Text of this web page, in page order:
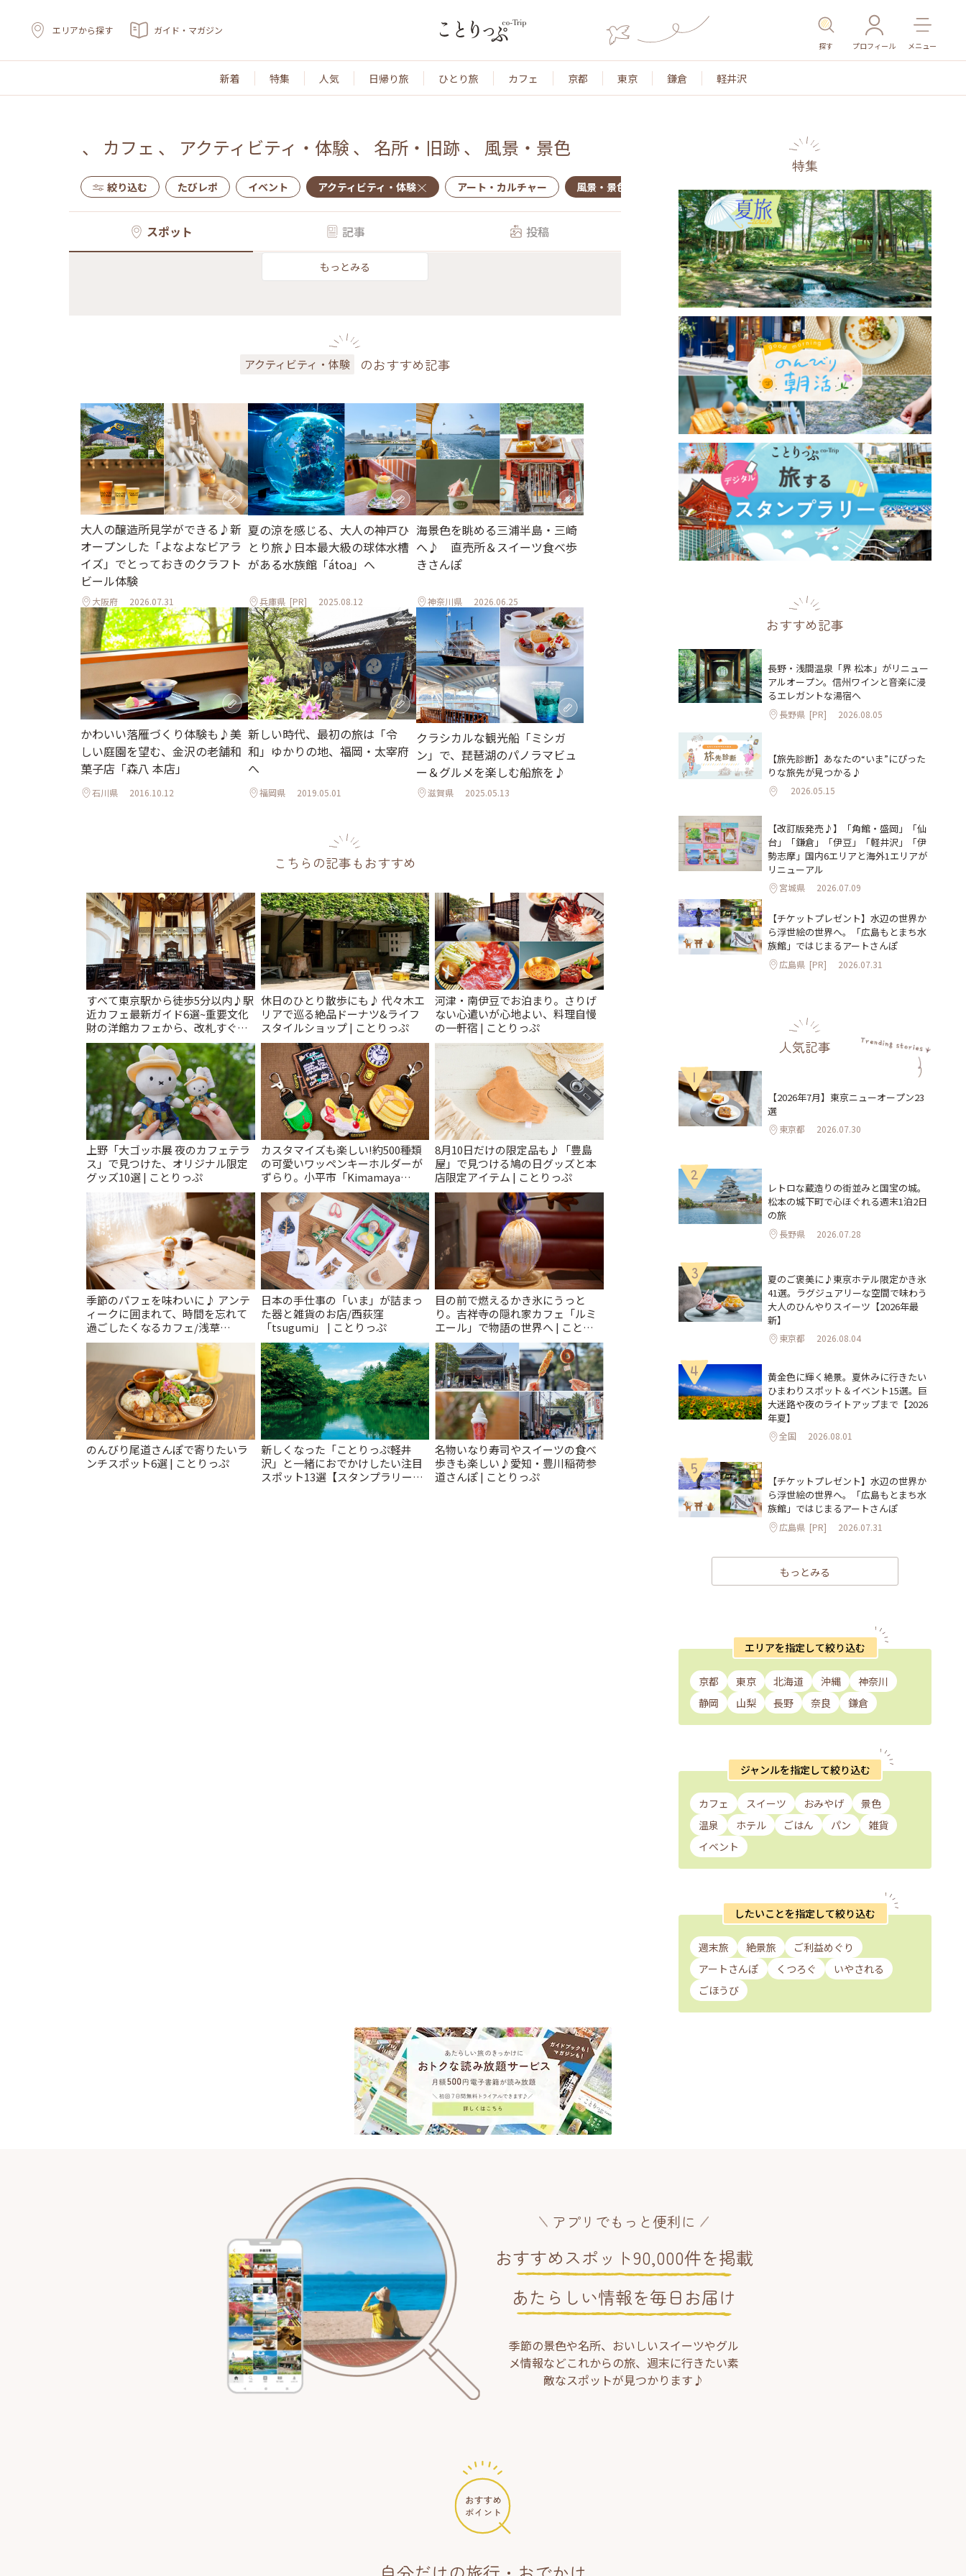
エリアから探す ガイド・マガジン
探す プロフィール メニュー
新着 特集 人気 日帰り旅 ひとり旅 カフェ 京都 東京 鎌倉 軽井沢
、 カフェ 、 アクティビティ・体験 、 名所・旧跡 、 風景・景色
絞り込む たびレポ イベント アクティビティ・体験 アート・カルチャー 風景・景色 名所・旧跡 温泉・スパ その他施設 ごはん
スポット 記事 投稿
もっとみる
アクティビティ・体験 のおすすめ記事
大人の醸造所見学ができる♪新
オープンした「よなよなビアラ
イズ」でとっておきのクラフト
ビール体験
大阪府 2026.07.31
夏の涼を感じる、大人の神戸ひ
とり旅♪日本最大級の球体水槽
がある水族館「átoa」へ
兵庫県 [PR] 2025.08.12
海景色を眺める三浦半島・三崎
へ♪ 直売所＆スイーツ食べ歩
きさんぽ
神奈川県 2026.06.25
かわいい落雁づくり体験も♪美
しい庭園を望む、金沢の老舗和
菓子店「森八 本店」
石川県 2016.10.12
新しい時代、最初の旅は「令
和」ゆかりの地、福岡・太宰府
へ
福岡県 2019.05.01
クラシカルな観光船「ミシガ
ン」で、琵琶湖のパノラマビュ
ー＆グルメを楽しむ船旅を♪
滋賀県 2025.05.13
こちらの記事もおすすめ
すべて東京駅から徒歩5分以内♪駅
近カフェ最新ガイド6選~重要文化
財の洋館カフェから、改札すぐの
レトロ喫茶まで~ | ことりっぷ
休日のひとり散歩にも♪ 代々木エ
リアで巡る絶品ドーナツ&ライフ
スタイルショップ | ことりっぷ
河津・南伊豆でお泊まり。さりげ
ない心遣いが心地よい、料理自慢
の一軒宿 | ことりっぷ
上野「大ゴッホ展 夜のカフェテラ
ス」で見つけた、オリジナル限定
グッズ10選 | ことりっぷ
カスタマイズも楽しい!約500種類
の可愛いワッペンキーホルダーが
ずらり。小平市「Kimamaya
T&K」 | ことりっぷ
8月10日だけの限定品も♪「豊島
屋」で見つける鳩の日グッズと本
店限定アイテム | ことりっぷ
季節のパフェを味わいに♪ アンテ
ィークに囲まれて、時間を忘れて
過ごしたくなるカフェ/浅草
「annorum cafe」 | ことりっぷ
日本の手仕事の「いま」が詰まっ
た器と雑貨のお店/西荻窪
「tsugumi」 | ことりっぷ
目の前で燃えるかき氷にうっと
り。吉祥寺の隠れ家カフェ「ルミ
エール」で物語の世界へ | ことり
っぷ
のんびり尾道さんぽで寄りたいラ
ンチスポット6選 | ことりっぷ
新しくなった「ことりっぷ軽井
沢」と一緒におでかけしたい注目
スポット13選【スタンプラリー開
名物いなり寿司やスイーツの食べ
歩きも楽しい♪愛知・豊川稲荷参
道さんぽ | ことりっぷ
特集
おすすめ記事
長野・浅間温泉「界 松本」がリニュー
アルオープン。信州ワインと音楽に浸
るエレガントな湯宿へ
長野県 [PR] 2026.08.05
【旅先診断】あなたの“いま”にぴった
りな旅先が見つかる♪
2026.05.15
【改訂版発売♪】「角館・盛岡」「仙
台」「鎌倉」「伊豆」「軽井沢」「伊
勢志摩」国内6エリアと海外1エリアが
リニューアル
宮城県 2026.07.09
【チケットプレゼント】水辺の世界か
ら浮世絵の世界へ。「広島もとまち水
族館」ではじまるアートさんぽ
広島県 [PR] 2026.07.31
人気記事
1
【2026年7月】東京ニューオープン23
選
東京都 2026.07.30
2
レトロな蔵造りの街並みと国宝の城。
松本の城下町で心ほぐれる週末1泊2日
の旅
長野県 2026.07.28
3
夏のご褒美に♪東京ホテル限定かき氷
41選。ラグジュアリーな空間で味わう
大人のひんやりスイーツ【2026年最
新】
東京都 2026.08.04
4
黄金色に輝く絶景。夏休みに行きたい
ひまわりスポット＆イベント15選。巨
大迷路や夜のライトアップまで【2026
年夏】
全国 2026.08.01
5
【チケットプレゼント】水辺の世界か
ら浮世絵の世界へ。「広島もとまち水
族館」ではじまるアートさんぽ
広島県 [PR] 2026.07.31
もっとみる
エリアを指定して絞り込む
京都 東京 北海道 沖縄
神奈川
静岡
山梨 長野 奈良 鎌倉
ジャンルを指定して絞り込む
カフェ スイーツ おみやげ
景色
温泉
ホテル ごはん パン
雑貨
イベント
したいことを指定して絞り込む
週末旅 絶景旅
ご利益めぐり
アートさんぽ
くつろぐ
いやされる
ごほうび
アプリでもっと便利に
おすすめスポット90,000件を掲載
あたらしい情報を毎日お届け
季節の景色や名所、おいしいスイーツやグル
メ情報などこれからの旅、週末に行きたい素
敵なスポットが見つかります♪